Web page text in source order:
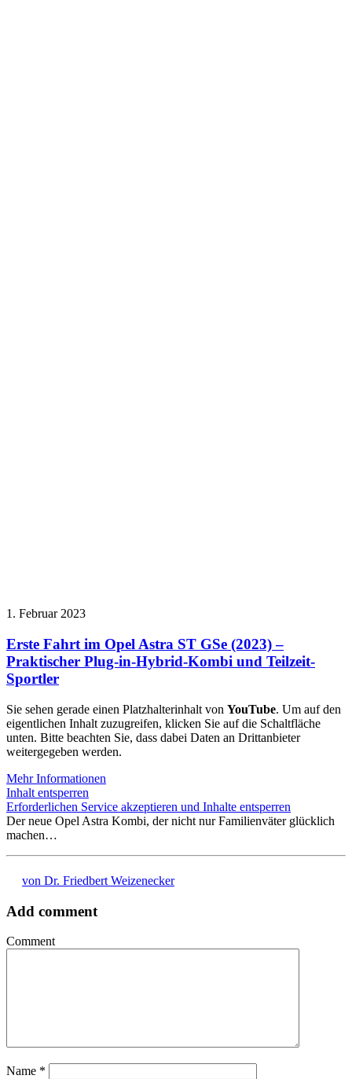
1. Februar 2023
Erste Fahrt im Opel Astra ST GSe (2023) –
Praktischer Plug-in-Hybrid-Kombi und Teilzeit-
Sportler
Sie sehen gerade einen Platzhalterinhalt von YouTube. Um auf den
eigentlichen Inhalt zuzugreifen, klicken Sie auf die Schaltfläche
unten. Bitte beachten Sie, dass dabei Daten an Drittanbieter
weitergegeben werden.
Mehr Informationen
Inhalt entsperren
Erforderlichen Service akzeptieren und Inhalte entsperren
Der neue Opel Astra Kombi, der nicht nur Familienväter glücklich
machen…
von Dr. Friedbert Weizenecker
Add comment
Comment
Name *